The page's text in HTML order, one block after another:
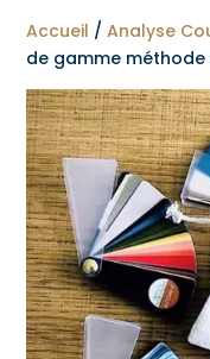
Accueil /Analyse
de gamme méthode